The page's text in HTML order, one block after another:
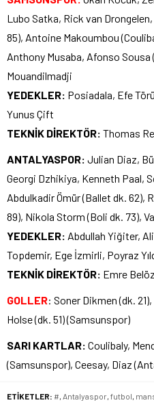
Lubo Satka, Rick van
85), Antoine Makoumbou
Anthony Musaba, Afonso Sousa
Mouandilmadji
YEDEKLER: Posiadala, Efe
Yunus Çift
TEKNİK DİREKTÖR: Thomas
ANTALYASPOR: Julian Diaz,
Georgi Dzhikiya, Kenneth Paal,
Abdulkadir Ömür (Ballet dk. 62),
89), Nikola Storm (Boli dk. 73),
YEDEKLER: Abdullah Yiğiter,
Topdemir, Ege İzmirli, Poyraz
TEKNİK DİREKTÖR: Emre
GOLLER: Soner Dikmen (dk.
Holse (dk. 51) (Samsunspor)
SARI KARTLAR: Coulibaly,
(Samsunspor), Ceesay, Diaz
ETİKETLER: # Antalyaspor futbol